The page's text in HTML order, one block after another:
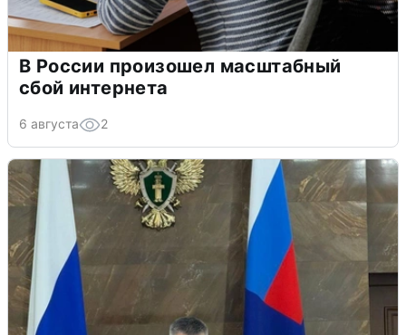
В России произошел масштабный
сбой интернета
6 августа 2